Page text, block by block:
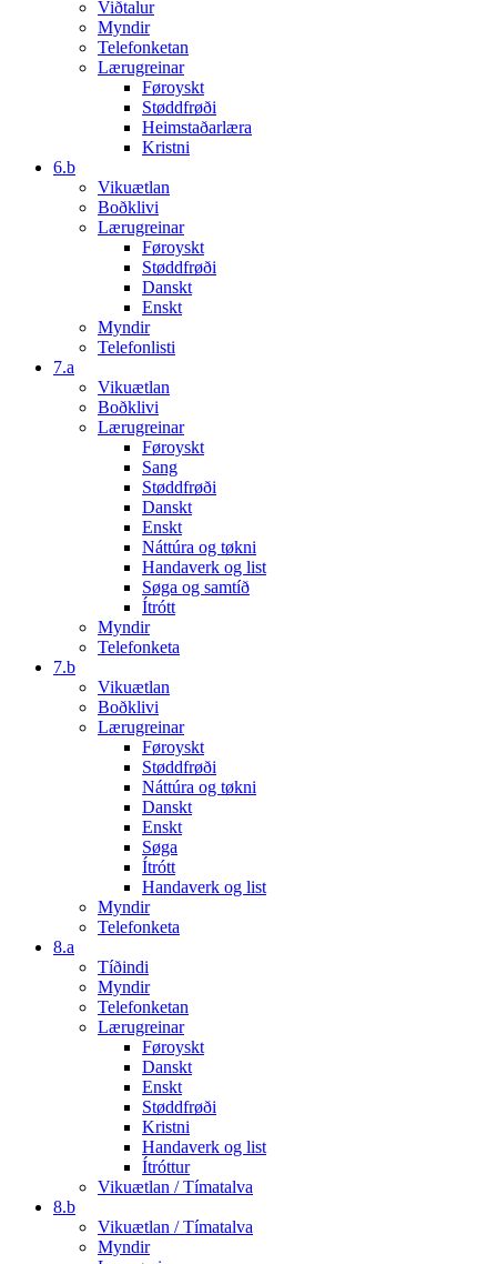
Viðtalur
Myndir
Telefonketan
Lærugreinar
Føroyskt
Støddfrøði
Heimstaðarlæra
Kristni
6.b
Vikuætlan
Boðklivi
Lærugreinar
Føroyskt
Støddfrøði
Danskt
Enskt
Myndir
Telefonlisti
7.a
Vikuætlan
Boðklivi
Lærugreinar
Føroyskt
Sang
Støddfrøði
Danskt
Enskt
Náttúra og tøkni
Handaverk og list
Søga og samtíð
Ítrótt
Myndir
Telefonketa
7.b
Vikuætlan
Boðklivi
Lærugreinar
Føroyskt
Støddfrøði
Náttúra og tøkni
Danskt
Enskt
Søga
Ítrótt
Handaverk og list
Myndir
Telefonketa
8.a
Tíðindi
Myndir
Telefonketan
Lærugreinar
Føroyskt
Danskt
Enskt
Støddfrøði
Kristni
Handaverk og list
Ítróttur
Vikuætlan / Tímatalva
8.b
Vikuætlan / Tímatalva
Myndir